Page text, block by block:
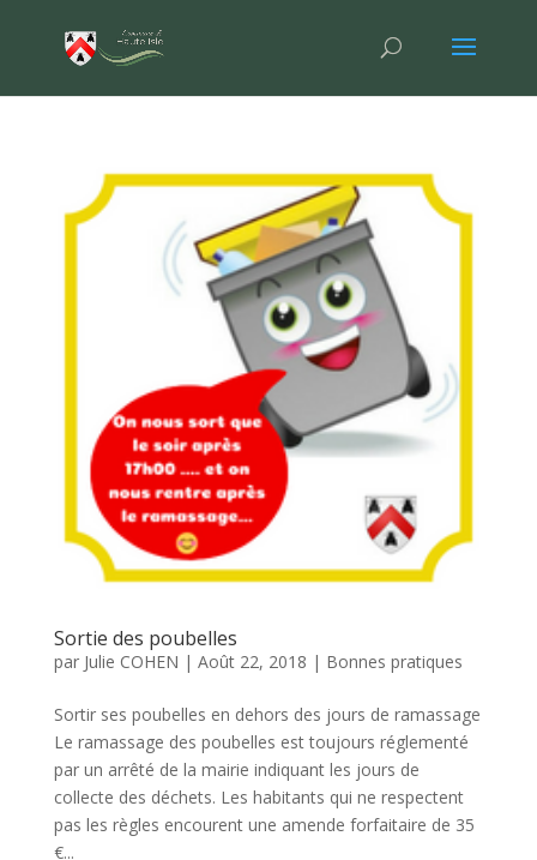
Sortie des poubelles
par Julie COHEN | Août 22, 2018 | Bonnes pratiques
Sortir ses poubelles en dehors des jours de ramassage
Le ramassage des poubelles est toujours réglementé
par un arrêté de la mairie indiquant les jours de
collecte des déchets. Les habitants qui ne respectent
pas les règles encourent une amende forfaitaire de 35
€...